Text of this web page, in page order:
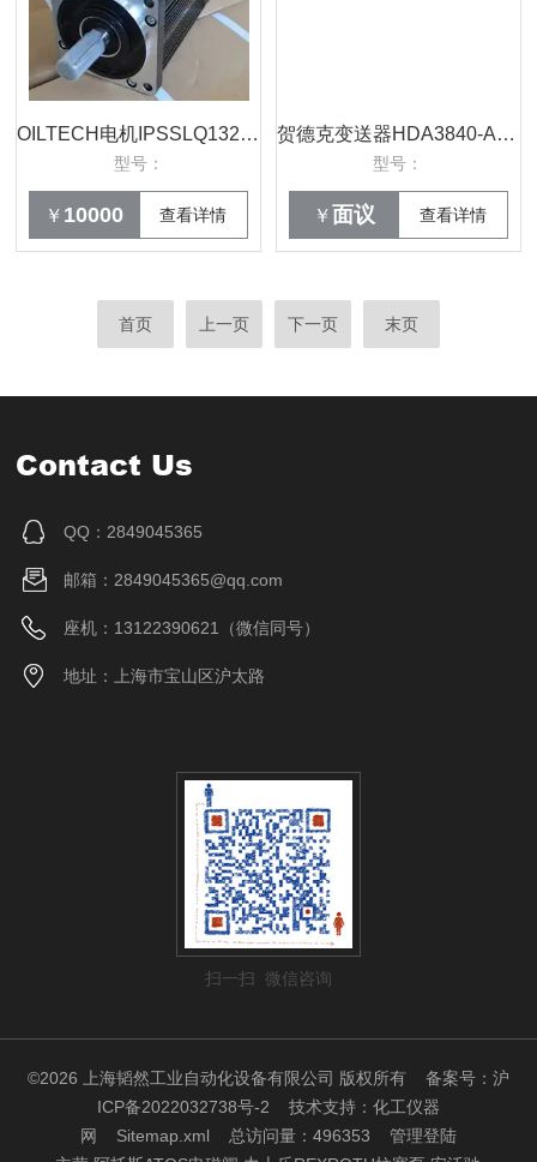
OILTECH电机IPSSLQ132M-6原装销售
型号：
￥ 10000 查看详情
贺德克变送器HDA3840-A-500-124 HYDAC现货
型号：
￥ 面议 查看详情
首页 上一页 下一页 末页
Contact Us
QQ：2849045365
邮箱：2849045365@qq.com
座机：13122390621（微信同号）
地址：上海市宝山区沪太路
扫一扫 微信咨询
©2026 上海韬然工业自动化设备有限公司 版权所有 备案号：沪
ICP备2022032738号-2 技术支持： 化工仪器
网
Sitemap.xml 总访问量：496353 管理登陆